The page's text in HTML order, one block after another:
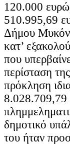
120.000
510.995,69
Δήμου
κατ’
που
περίσταση
πρόκληση
8.028.709,79
δημοτικό
του ήταν